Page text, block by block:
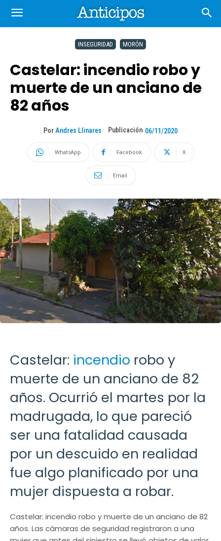
INSEGURIDAD MORÓN
Castelar: incendio robo y
muerte de un anciano de
82 años
Por Andres Llinares Publicación 06/11/2020
WhatsApp Facebook X
Email
Castelar: incendio robo y
muerte de un anciano de 82
años. Ocurrió el martes por la
madrugada, lo que pareció
ser una fatalidad causada
por un descuido en realidad
fue algo planificado por una
mujer dispuesta a robar.
Castelar: incendio robo y muerte de un anciano de 82
años. Las cámaras de seguridad registraron a una